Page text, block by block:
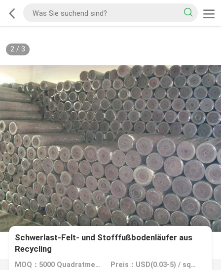
2/ 3
Schwerlast-Felt- und Stofffußbodenläufer aus
Recycling
MOQ：5000 Quadratmeter, 10000 Quadratmeter mit Drucken Preis：USD(0.03-5) / square meter